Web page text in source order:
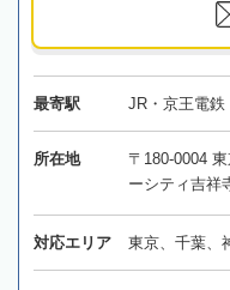
最寄駅 JR・京王電鉄
所在地
〒180-0004
ーシティ吉祥
対応エリア 東京、千葉、